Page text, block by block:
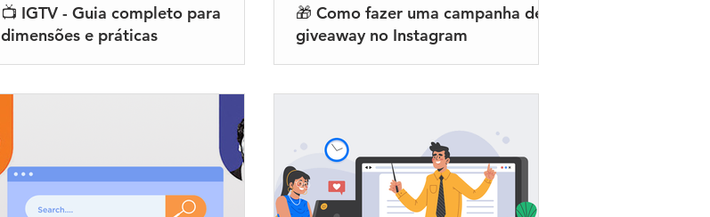
📺 IGTV - Guia completo para
dimensões e práticas
🎁 Como fazer uma campanha de
giveaway no Instagram